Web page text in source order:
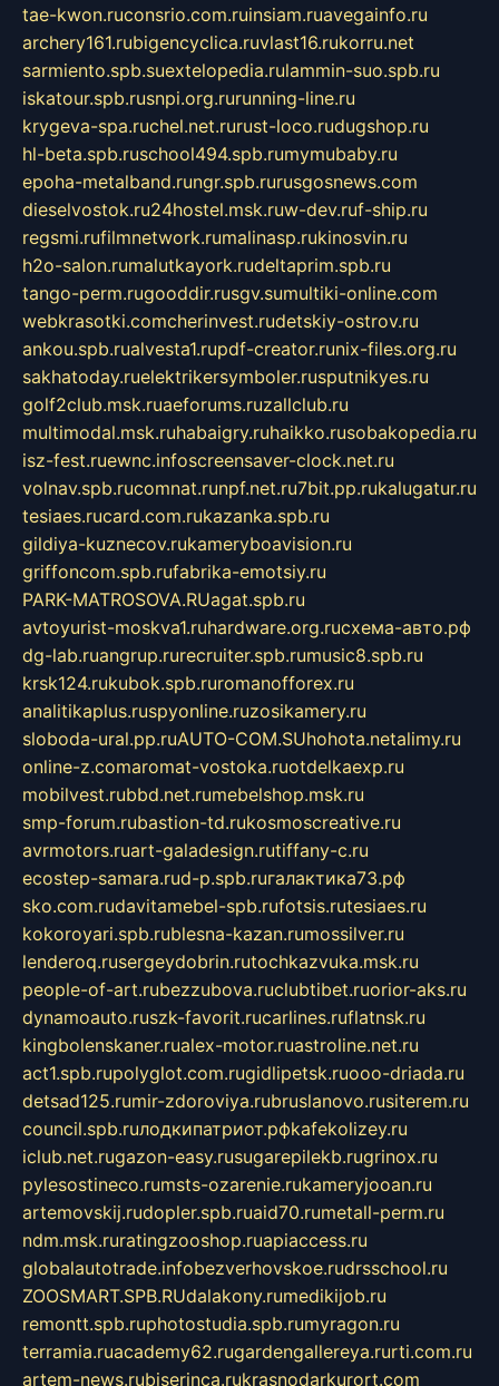
tae-kwon.ruconsrio.com.ruinsiam.ruavegainfo.ru
archery161.rubigencyclica.ruvlast16.rukorru.net
sarmiento.spb.suextelopedia.rulammin-suo.spb.ru
iskatour.spb.rusnpi.org.rurunning-line.ru
krygeva-spa.ruchel.net.rurust-loco.rudugshop.ru
hl-beta.spb.ruschool494.spb.rumymubaby.ru
epoha-metalband.rungr.spb.rurusgosnews.com
dieselvostok.ru24hostel.msk.ruw-dev.ruf-ship.ru
regsmi.rufilmnetwork.rumalinasp.rukinosvin.ru
h2o-salon.rumalutkayork.rudeltaprim.spb.ru
tango-perm.rugooddir.rusgv.sumultiki-online.com
webkrasotki.comcherinvest.rudetskiy-ostrov.ru
ankou.spb.rualvesta1.rupdf-creator.runix-files.org.ru
sakhatoday.ruelektrikersymboler.rusputnikyes.ru
golf2club.msk.ruaeforums.ruzallclub.ru
multimodal.msk.ruhabaigry.ruhaikko.rusobakopedia.ru
isz-fest.ruewnc.infoscreensaver-clock.net.ru
volnav.spb.rucomnat.runpf.net.ru7bit.pp.rukalugatur.ru
tesiaes.rucard.com.rukazanka.spb.ru
gildiya-kuznecov.rukameryboavision.ru
griffoncom.spb.rufabrika-emotsiy.ru
PARK-MATROSOVA.RUagat.spb.ru
avtoyurist-moskva1.ruhardware.org.ruсхема-авто.рф
dg-lab.ruangrup.rurecruiter.spb.rumusic8.spb.ru
krsk124.rukubok.spb.ruromanofforex.ru
analitikaplus.ruspyonline.ruzosikamery.ru
sloboda-ural.pp.ruAUTO-COM.SUhohota.netalimy.ru
online-z.comaromat-vostoka.ruotdelkaexp.ru
mobilvest.rubbd.net.rumebelshop.msk.ru
smp-forum.rubastion-td.rukosmoscreative.ru
avrmotors.ruart-galadesign.rutiffany-c.ru
ecostep-samara.rud-p.spb.ruгалактика73.рф
sko.com.rudavitamebel-spb.rufotsis.rutesiaes.ru
kokoroyari.spb.rublesna-kazan.rumossilver.ru
lenderoq.rusergeydobrin.rutochkazvuka.msk.ru
people-of-art.rubezzubova.ruclubtibet.ruorior-aks.ru
dynamoauto.ruszk-favorit.rucarlines.ruflatnsk.ru
kingbolenskaner.rualex-motor.ruastroline.net.ru
act1.spb.rupolyglot.com.rugidlipetsk.ruooo-driada.ru
detsad125.rumir-zdoroviya.rubruslanovo.rusiterem.ru
council.spb.ruлодкипатриот.рфkafekolizey.ru
iclub.net.rugazon-easy.rusugarepilekb.rugrinox.ru
pylesostineco.rumsts-ozarenie.rukameryjooan.ru
artemovskij.rudopler.spb.ruaid70.rumetall-perm.ru
ndm.msk.ruratingzooshop.ruapiaccess.ru
globalautotrade.infobezverhovskoe.rudrsschool.ru
ZOOSMART.SPB.RUdalakony.rumedikijob.ru
remontt.spb.ruphotostudia.spb.rumyragon.ru
terramia.ruacademy62.rugardengallereya.rurti.com.ru
artem-news.rubiserinca.rukrasnodarkurort.com